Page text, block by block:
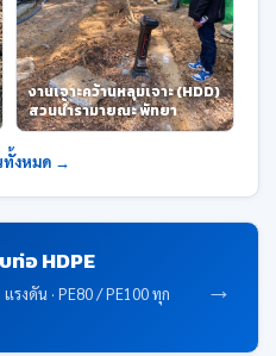
งานเจาะคว้านหลุมเจาะ (HDD)
สวนน้ำรามายณะ พัทยา
ทั้งหมด →
อ HDPE
งดัน · PE80 / PE100 ทุก
→